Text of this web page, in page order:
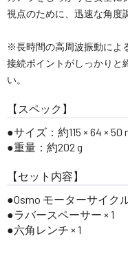
視点のために、迅速な角度
※長時間の高周波振動によ
接続ポイントがしっかりと
い。
【スペック】
サイズ：約115 × 64 × 50
重量：約202 g
【セット内容】
Osmo モーターサイク
ラバースペーサー × 1
六角レンチ × 1